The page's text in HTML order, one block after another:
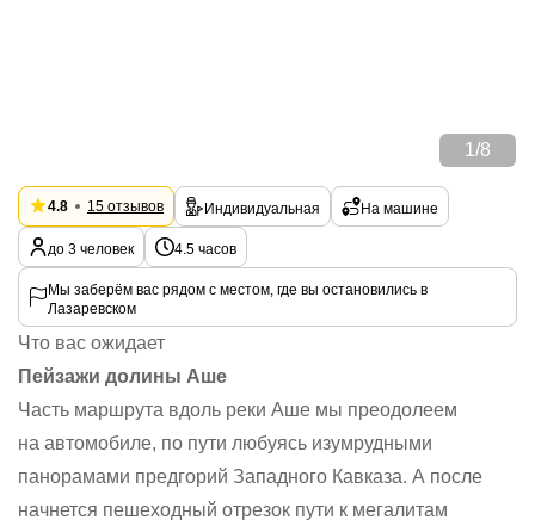
1 /8
4.8 15 отзывов Индивидуальная На машине
до 3 человек 4.5 часов
Мы заберём вас рядом с местом, где вы остановились в
Лазаревском
Что вас ожидает
Пейзажи долины Аше
Часть маршрута вдоль реки Аше мы преодолеем
на автомобиле, по пути любуясь изумрудными
панорамами предгорий Западного Кавказа. А после
начнется пешеходный отрезок пути к мегалитам